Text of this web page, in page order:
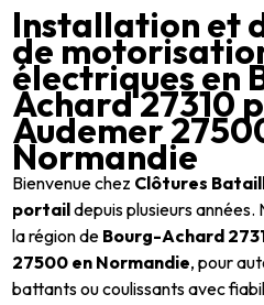
Installation et
de
électriques en
Achard 27310
Audemer
Normandie
Bienvenue chez Clôtures
portaildepuis plusieurs
la région de Bourg-Achard
27500 en Normandie, pour
battants ou coulissants avec